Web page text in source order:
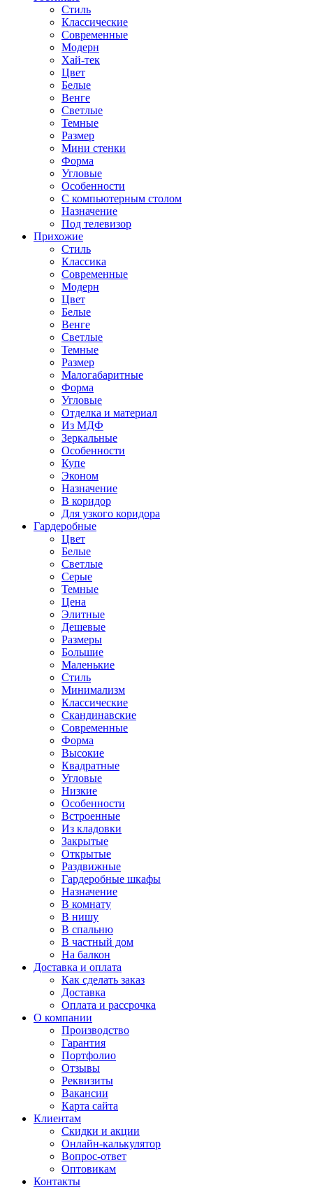
Стиль
Классические
Современные
Модерн
Хай-тек
Цвет
Белые
Венге
Светлые
Темные
Размер
Мини стенки
Форма
Угловые
Особенности
С компьютерным столом
Назначение
Под телевизор
Прихожие
Стиль
Классика
Современные
Модерн
Цвет
Белые
Венге
Светлые
Темные
Размер
Малогабаритные
Форма
Угловые
Отделка и материал
Из МДФ
Зеркальные
Особенности
Купе
Эконом
Назначение
В коридор
Для узкого коридора
Гардеробные
Цвет
Белые
Светлые
Серые
Темные
Цена
Элитные
Дешевые
Размеры
Большие
Маленькие
Стиль
Минимализм
Классические
Скандинавские
Современные
Форма
Высокие
Квадратные
Угловые
Низкие
Особенности
Встроенные
Из кладовки
Закрытые
Открытые
Раздвижные
Гардеробные шкафы
Назначение
В комнату
В нишу
В спальню
В частный дом
На балкон
Доставка и оплата
Как сделать заказ
Доставка
Оплата и рассрочка
О компании
Производство
Гарантия
Портфолио
Отзывы
Реквизиты
Вакансии
Карта сайта
Клиентам
Скидки и акции
Онлайн-калькулятор
Вопрос-ответ
Оптовикам
Контакты